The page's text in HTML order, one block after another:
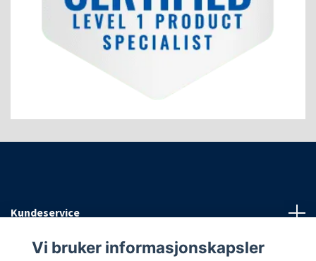
Kundeservice
Informasjon
Vi bruker informasjonskapsler